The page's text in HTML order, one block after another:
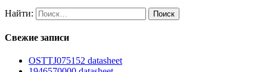
Найти:
Свежие записи
OSTTJ075152 datasheet